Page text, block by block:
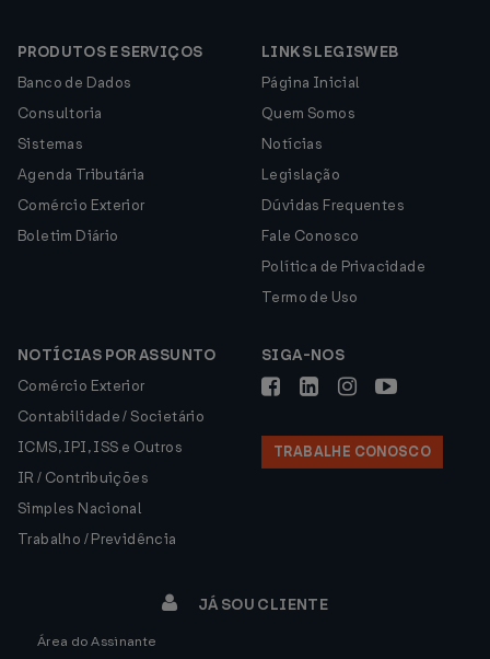
PRODUTOS E SERVIÇOS
Banco de Dados
Consultoria
Sistemas
Agenda Tributária
Comércio Exterior
Boletim Diário
LINKS LEGISWEB
Página Inicial
Quem Somos
Notícias
Legislação
Dúvidas Frequentes
Fale Conosco
Política de Privacidade
Termo de Uso
NOTÍCIAS POR ASSUNTO
Comércio Exterior
Contabilidade / Societário
ICMS, IPI, ISS e Outros
IR / Contribuições
Simples Nacional
Trabalho / Previdência
SIGA-NOS
TRABALHE CONOSCO
JÁ SOU CLIENTE
Área do Assinante